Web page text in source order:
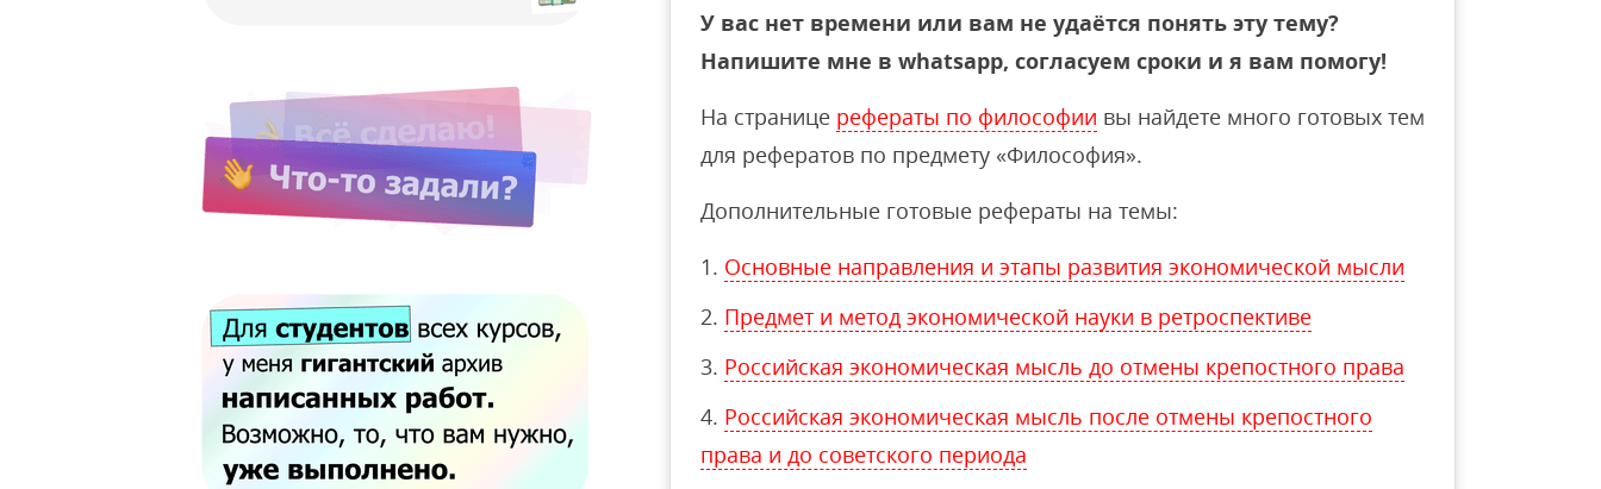
У вас нет времени или вам не удаётся понять эту тему?
Напишите мне в whatsapp, согласуем сроки и я вам помогу!
На странице рефераты по философии вы найдете много готовых тем
для рефератов по предмету «Философия».
Дополнительные готовые рефераты на темы:
Основные направления и этапы развития экономической мысли
Предмет и метод экономической науки в ретроспективе
Российская экономическая мысль до отмены крепостного права
Российская экономическая мысль после отмены крепостного
права и до советского периода